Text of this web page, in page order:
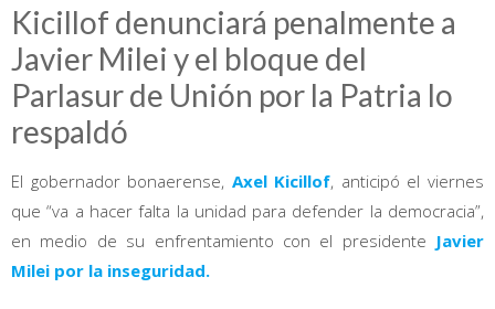
Kicillof denunciará penalmente a
Javier Milei y el bloque del
Parlasur de Unión por la Patria lo
respaldó
El gobernador bonaerense, Axel Kicillof, anticipó el viernes
que “va a hacer falta la unidad para defender la democracia”,
en medio de su enfrentamiento con el presidente Javier
Milei por la inseguridad.